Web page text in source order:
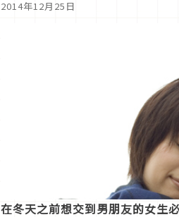
2014年12月25日
在冬天之前想交到男朋友的女生